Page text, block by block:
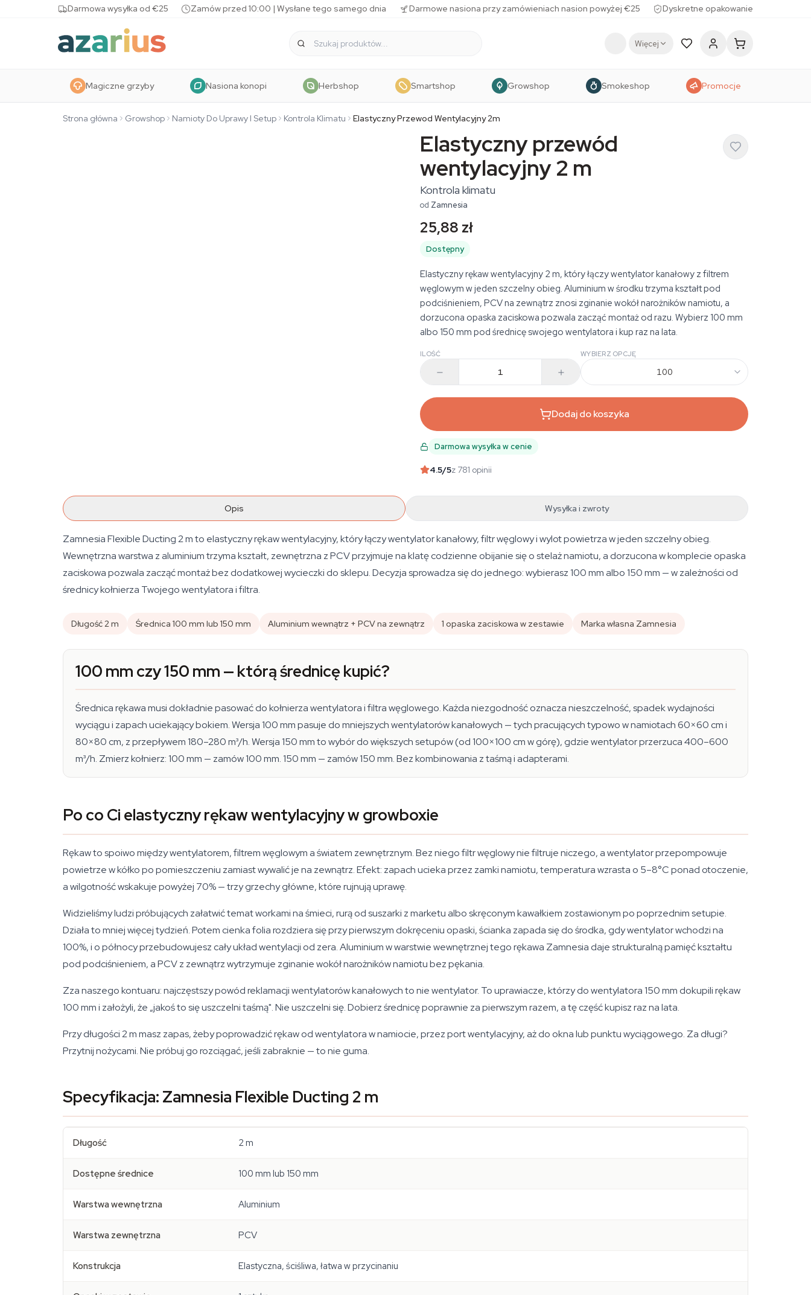
Skip to contentDarmowa wysyłka od €25 Zamów przed 10:00 | Wysłane tego samego dnia Darmowe nasiona przy zamówieniach nasion powyżej €25 Dyskretne opakowanie
Więcej
Magiczne grzyby Nasiona konopi Herbshop Smartshop Growshop Smokeshop Promocje
Strona główna Growshop Namioty Do Uprawy I Setup Kontrola Klimatu Elastyczny Przewod Wentylacyjny 2m
Elastyczny przewód
wentylacyjny 2 m
Kontrola klimatu
od Zamnesia
25,88 zł
Dostępny
Elastyczny rękaw wentylacyjny 2 m, który łączy wentylator kanałowy z filtrem
węglowym w jeden szczelny obieg. Aluminium w środku trzyma kształt pod
podciśnieniem, PCV na zewnątrz znosi zginanie wokół narożników namiotu, a
dorzucona opaska zaciskowa pozwala zacząć montaż od razu. Wybierz 100 mm
albo 150 mm pod średnicę swojego wentylatora i kup raz na lata.
ILOŚĆ WYBIERZ OPCJĘ
100
Dodaj do koszyka
Darmowa wysyłka w cenie
4.5/5z 781 opinii
Opis Wysyłka i zwroty
Zamnesia Flexible Ducting 2 m to elastyczny rękaw wentylacyjny, który łączy wentylator kanałowy, filtr węglowy i wylot powietrza w jeden szczelny obieg.
Wewnętrzna warstwa z aluminium trzyma kształt, zewnętrzna z PCV przyjmuje na klatę codzienne obijanie się o stelaż namiotu, a dorzucona w komplecie opaska
zaciskowa pozwala zacząć montaż bez dodatkowej wycieczki do sklepu. Decyzja sprowadza się do jednego: wybierasz 100 mm albo 150 mm — w zależności od
średnicy kołnierza Twojego wentylatora i filtra.
Długość 2 m Średnica 100 mm lub 150 mm Aluminium wewnątrz + PCV na zewnątrz 1 opaska zaciskowa w zestawie Marka własna Zamnesia
100 mm czy 150 mm — którą średnicę kupić?
Średnica rękawa musi dokładnie pasować do kołnierza wentylatora i filtra węglowego. Każda niezgodność oznacza nieszczelność, spadek wydajności
wyciągu i zapach uciekający bokiem. Wersja 100 mm pasuje do mniejszych wentylatorów kanałowych — tych pracujących typowo w namiotach 60×60 cm i
80×80 cm, z przepływem 180–280 m³/h. Wersja 150 mm to wybór do większych setupów (od 100×100 cm w górę), gdzie wentylator przerzuca 400–600
m³/h. Zmierz kołnierz: 100 mm — zamów 100 mm. 150 mm — zamów 150 mm. Bez kombinowania z taśmą i adapterami.
Po co Ci elastyczny rękaw wentylacyjny w growboxie
Rękaw to spoiwo między wentylatorem, filtrem węglowym a światem zewnętrznym. Bez niego filtr węglowy nie filtruje niczego, a wentylator przepompowuje
powietrze w kółko po pomieszczeniu zamiast wywalić je na zewnątrz. Efekt: zapach ucieka przez zamki namiotu, temperatura wzrasta o 5–8°C ponad otoczenie,
a wilgotność wskakuje powyżej 70% — trzy grzechy główne, które rujnują uprawę.
Widzieliśmy ludzi próbujących załatwić temat workami na śmieci, rurą od suszarki z marketu albo skręconym kawałkiem zostawionym po poprzednim setupie.
Działa to mniej więcej tydzień. Potem cienka folia rozdziera się przy pierwszym dokręceniu opaski, ścianka zapada się do środka, gdy wentylator wchodzi na
100%, i o północy przebudowujesz cały układ wentylacji od zera. Aluminium w warstwie wewnętrznej tego rękawa Zamnesia daje strukturalną pamięć kształtu
pod podciśnieniem, a PCV z zewnątrz wytrzymuje zginanie wokół narożników namiotu bez pękania.
Zza naszego kontuaru: najczęstszy powód reklamacji wentylatorów kanałowych to nie wentylator. To uprawiacze, którzy do wentylatora 150 mm dokupili rękaw
100 mm i założyli, że „jakoś to się uszczelni taśmą". Nie uszczelni się. Dobierz średnicę poprawnie za pierwszym razem, a tę część kupisz raz na lata.
Przy długości 2 m masz zapas, żeby poprowadzić rękaw od wentylatora w namiocie, przez port wentylacyjny, aż do okna lub punktu wyciągowego. Za długi?
Przytnij nożycami. Nie próbuj go rozciągać, jeśli zabraknie — to nie guma.
Specyfikacja: Zamnesia Flexible Ducting 2 m
Długość 2 m
Dostępne średnice 100 mm lub 150 mm
Warstwa wewnętrzna Aluminium
Warstwa zewnętrzna PCV
Konstrukcja Elastyczna, ściśliwa, łatwa w przycinaniu